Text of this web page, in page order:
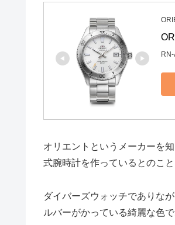
オリエントというメーカーを
式腕時計を作っているとのこ
ダイバーズウォッチでありな
ルバーがかっている綺麗な色